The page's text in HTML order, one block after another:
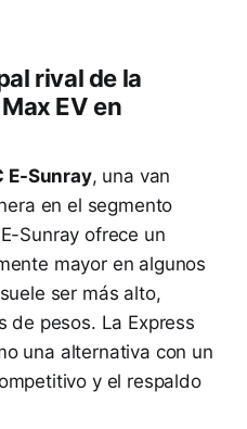
rival de la
EV en
E-Sunray, una van
en el segmento
Sunray ofrece un
mayor en algunos
ser más alto,
de pesos. La Express
una alternativa con un
y el respaldo